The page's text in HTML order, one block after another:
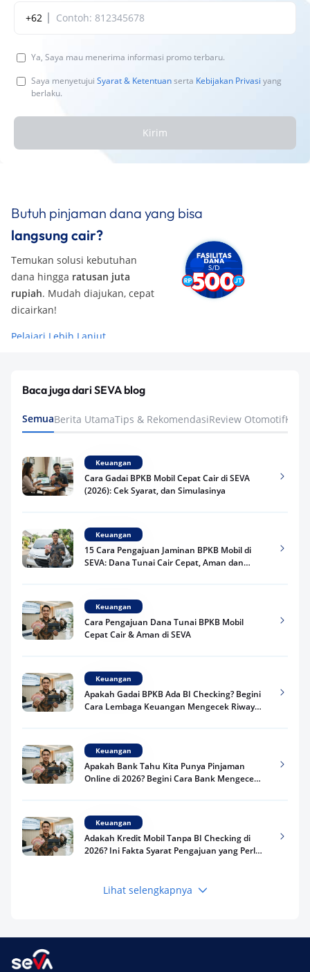
+62
Ya, Saya mau menerima informasi promo terbaru.
Saya menyetujui Syarat & Ketentuanserta Kebijakan Privasi yang
berlaku.
Kirim
Butuh pinjaman dana yang bisa
langsung cair?
Temukan solusi kebutuhan
dana hingga ratusan juta
rupiah. Mudah diajukan, cepat
dicairkan!
Pelajari Lebih Lanjut
Baca juga dari SEVA blog
SemuaBerita UtamaTips & RekomendasiReview Otomotif
Keuangan
Cara Gadai BPKB Mobil Cepat Cair di SEVA
(2026): Cek Syarat, dan Simulasinya
Keuangan
15 Cara Pengajuan Jaminan BPKB Mobil di
SEVA: Dana Tunai Cair Cepat, Aman dan
Keuangan
Cara Pengajuan Dana Tunai BPKB Mobil
Cepat Cair & Aman di SEVA
Keuangan
Apakah Gadai BPKB Ada BI Checking? Begini
Cara Lembaga Keuangan Mengecek Riwayat
Keuangan
Apakah Bank Tahu Kita Punya Pinjaman
Online di 2026? Begini Cara Bank Mengecek
Keuangan
Adakah Kredit Mobil Tanpa BI Checking di
2026? Ini Fakta Syarat Pengajuan yang Perlu
Keuangan
Terpercaya
Lihat selengkapnya